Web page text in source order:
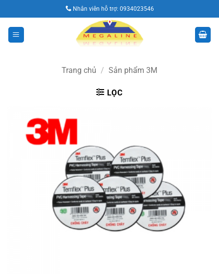
qua
nội
dung
Nhân viên hỗ trợ: 0934023546
Trang chủ / Sản phẩm 3M
LỌC